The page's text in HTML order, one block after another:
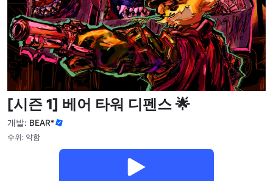
[시즌 1] 베어 타워 디펜스 🌟
개발: BEAR*
수위: 약함